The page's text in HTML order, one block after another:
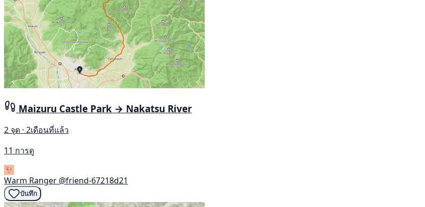
Maizuru Castle Park → Nakatsu River
2 จุด · 2เดือนที่แล้ว
11 การดู
Warm Ranger @friend-67218d21
บันทึก